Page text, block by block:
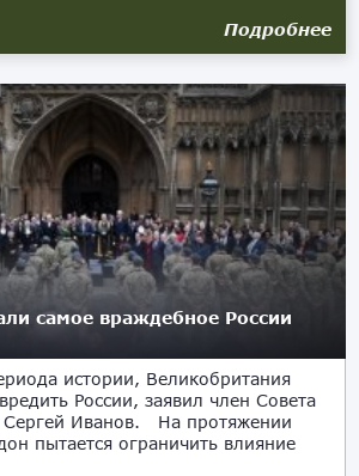
Подробнее
самое враждебное России
истории, Великобритания
России, заявил член Совета
Сергей Иванов. На протяжении
пытается ограничить влияние